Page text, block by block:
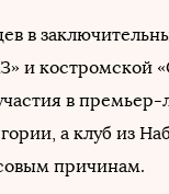
в
и костромской
в премьер-
а клуб из
причинам.